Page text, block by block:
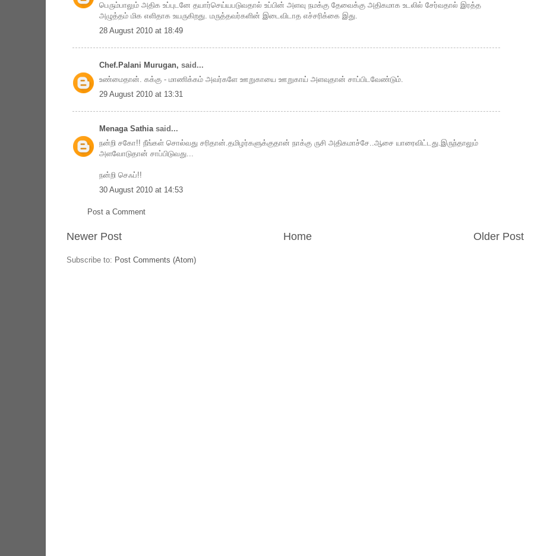
பெரும்பாலும் அதிக உப்புடனே தயார்செய்யபடுவதால் உப்பின் அளவு நமக்கு தேவைக்கு அதிகமாக உடலில் சேர்வதால் இரத்த
அழுத்தம் மிக எளிதாக உயருகிறது. மருத்தவர்களின் இடைவிடாத எச்சரிக்கை இது.
28 August 2010 at 18:49
Chef.Palani Murugan, said...
உண்மைதான். கக்கு - மாணிக்கம் அவர்களே ஊறுகாயை ஊறுகாய் அள‌வுதான் சாப்பிட‌வேண்டும்.
29 August 2010 at 13:31
Menaga Sathia said...
நன்றி சகோ!! நீங்கள் சொல்வது சரிதான்.தமிழர்களுக்குதான் நாக்கு ருசி அதிகமாச்சே..ஆசை யாரைவிட்டது.இருந்தாலும்
அளவோடுதான் சாப்பிடுவது...
நன்றி செஃப்!!
30 August 2010 at 14:53
Post a Comment
Newer Post Older Post
Home
Subscribe to: Post Comments (Atom)